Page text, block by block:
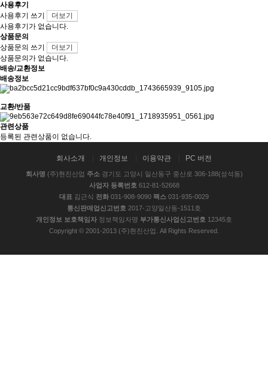
사용후기
사용후기 쓰기
더보기
사용후기가 없습니다.
상품문의
상품문의 쓰기
더보기
상품문의가 없습니다.
배송/교환정보
배송정보
교환/반품
관련상품
등록된 관련상품이 없습니다.
회사소개 개인정보 이용약관 PC 버전
회사명 (주)현진산업 주소경기도 고양시 일산동구 중산로 306-188(성석동)
사업자 등록번호 612-81-52668
대표 김근식 전화 031-908-9090 팩스 031-935-0029
통신판매업신고번호 2017-고양일산동-1511호
개인정보 보호책임자 정보책임자명 부가통신사업신고번호 12345호
Copyright © 2001-2013 (주)현진산업. All Rights Reserved.